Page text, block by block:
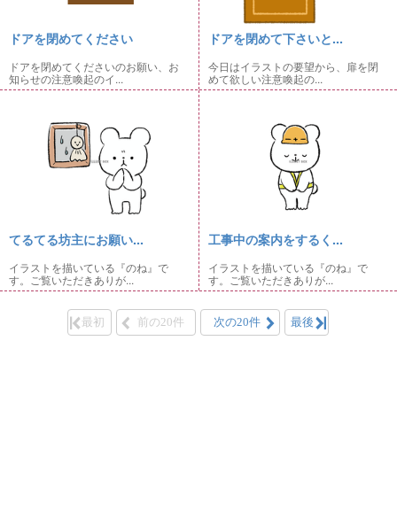
ドアを閉めてください
ドアを閉めてくださいのお願い、お
知らせの注意喚起のイ...
ドアを閉めて下さいと...
今日はイラストの要望から、扉を閉
めて欲しい注意喚起の...
てるてる坊主にお願い...
イラストを描いている『のね』で
す。ご覧いただきありが...
工事中の案内をするく...
イラストを描いている『のね』で
す。ご覧いただきありが...
最初 前の20件 次の20件 最後